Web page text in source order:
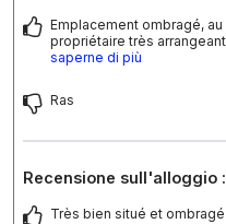
Emplacement ombragé,
propriétaire très
saperne di più
Ras
Recensione sull'alloggio
Très bien situé et